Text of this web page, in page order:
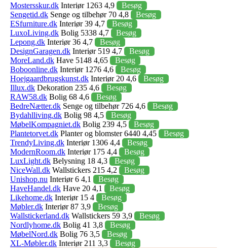
Mostersskur.dk Interiør 1263 4,9
Besøg
Sengetid.dk Senge og tilbehør 70 4,8
Besøg
ESfurniture.dk Interiør 39 4,7
Besøg
LuxoLiving.dk Bolig 5338 4,7
Besøg
Lepong.dk Interiør 36 4,7
Besøg
DesignGaragen.dk Interiør 519 4,7
Besøg
MoreLand.dk Have 5148 4,65
Besøg
Boboonline.dk Interiør 1276 4,6
Besøg
Hoejgaardbrugskunst.dk Interiør 20 4,6
Besøg
Illux.dk Dekoration 235 4,6
Besøg
RAW58.dk Bolig 68 4,6
Besøg
BedreNætter.dk Senge og tilbehør 726 4,6
Besøg
Bydahlliving.dk Bolig 98 4,5
Besøg
MøbelKompagniet.dk Bolig 239 4,5
Besøg
Plantetorvet.dk Planter og blomster 6440 4,45
Besøg
TrendyLiving.dk Interiør 1306 4,4
Besøg
ModernRoom.dk Interiør 175 4,4
Besøg
LuxLight.dk Belysning 18 4,3
Besøg
NiceWall.dk Wallstickers 215 4,2
Besøg
Unishop.nu Interiør 6 4,1
Besøg
HaveHandel.dk Have 20 4,1
Besøg
Likehome.dk Interiør 15 4
Besøg
Møbler.dk Interiør 87 3,9
Besøg
Wallstickerland.dk Wallstickers 59 3,9
Besøg
Nordlyhome.dk Bolig 41 3,8
Besøg
MøbelNord.dk Bolig 76 3,5
Besøg
XL-Møbler.dk Interiør 211 3,3
Besøg